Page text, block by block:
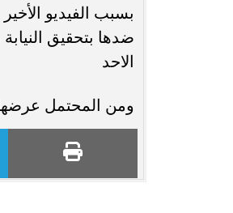
بسبب الفيديو
ضدها بتحقيق
الاحد
ومن المحتمل